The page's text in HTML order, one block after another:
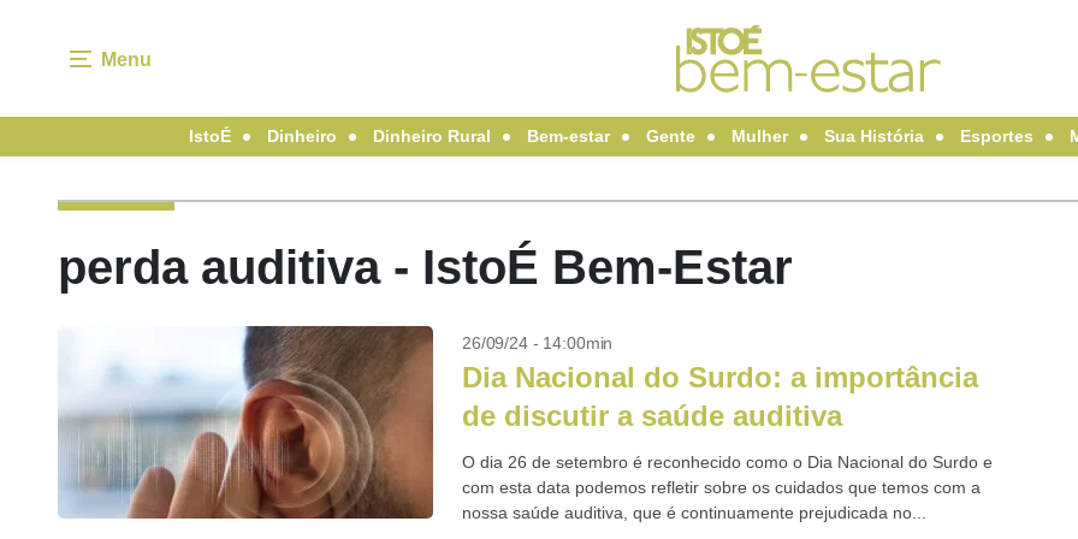
Menu
IstoÉ Dinheiro Dinheiro Rural Bem-estar Gente Mulher Sua História Esportes
perda auditiva - IstoÉ Bem-Estar
26/09/24 - 14:00min
Dia Nacional do Surdo: a importância
de discutir a saúde auditiva
O dia 26 de setembro é reconhecido como o Dia Nacional do Surdo e
com esta data podemos refletir sobre os cuidados que temos com a
nossa saúde auditiva, que é continuamente prejudicada no...